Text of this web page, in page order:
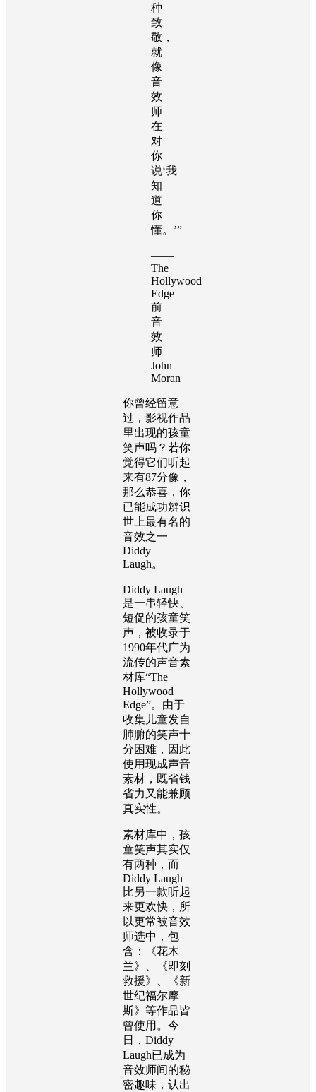
种
致
敬，
就
像
音
效
师
在
对
你
说‘我
知
道
你
懂。’”
——
The
Hollywood
Edge
前
音
效
师
John
Moran
你曾经留意
过，影视作品
里出现的孩童
笑声吗？若你
觉得它们听起
来有87分像，
那么恭喜，你
已能成功辨识
世上最有名的
音效之一——
Diddy
Laugh。
Diddy Laugh
是一串轻快、
短促的孩童笑
声，被收录于
1990年代广为
流传的声音素
材库“The
Hollywood
Edge”。由于
收集儿童发自
肺腑的笑声十
分困难，因此
使用现成声音
素材，既省钱
省力又能兼顾
真实性。
素材库中，孩
童笑声其实仅
有两种，而
Diddy Laugh
比另一款听起
来更欢快，所
以更常被音效
师选中，包
含：《花木
兰》、《即刻
救援》、《新
世纪福尔摩
斯》等作品皆
曾使用。今
日， Diddy
Laugh已成为
音效师间的秘
密趣味，认出